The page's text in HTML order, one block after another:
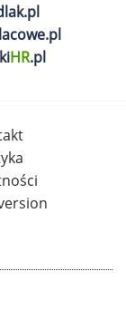
HR.pl